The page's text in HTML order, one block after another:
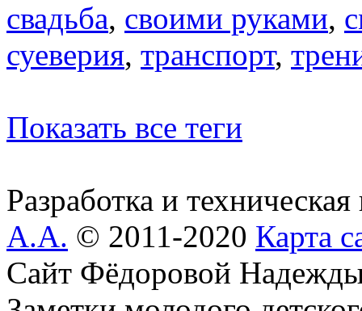
свадьба, своими руками,
суеверия, транспорт,
Показать все теги
Разработка и
А.А. © 2011-2020 Карта
Сайт Фёдоровой